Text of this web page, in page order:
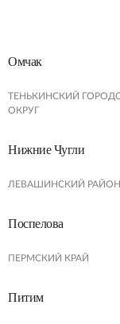
Омчак
ТЕНЬКИНСКИЙ
ОКРУГ
Нижние Чугли
ЛЕВАШИНСКИЙ РАЙОН
Поспелова
ПЕРМСКИЙ КРАЙ
Питим